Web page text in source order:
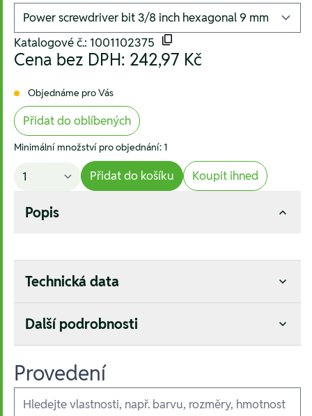
Katalogové č.: 1001102375
Cena bez DPH: 242,97 Kč
Objednáme pro Vás
Přidat do oblíbených
Minimální množství pro objednání: 1
Přidat do košíku Koupit ihned
Popis
Technická data
Další podrobnosti
Provedení
Ausführungen